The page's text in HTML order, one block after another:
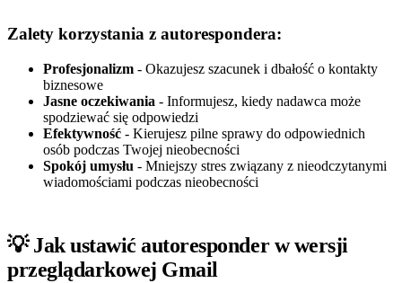
Zalety korzystania z autorespondera:
Profesjonalizm - Okazujesz szacunek i dbałość o kontakty
biznesowe
Jasne oczekiwania - Informujesz, kiedy nadawca może
spodziewać się odpowiedzi
Efektywność - Kierujesz pilne sprawy do odpowiednich
osób podczas Twojej nieobecności
Spokój umysłu - Mniejszy stres związany z nieodczytanymi
wiadomościami podczas nieobecności
💡 Jak ustawić autoresponder w wersji
przeglądarkowej Gmail